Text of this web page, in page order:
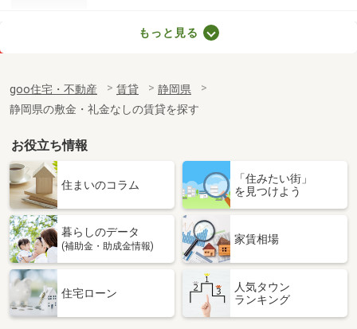
専有面積
33.2m²
間取り
1K
静岡県焼津市三ケ名
価 格
6.20万円
静岡県焼津市三ケ名
専有面積 44.21m²
間取り
静岡県裾野市岩波
住 所
静岡県裾野市岩波
もっと見る
goo住宅・不動産 賃貸
静岡県
静岡県の敷金・礼金なしの賃貸を探す
お役立ち情報
住まいのコラム
「住みたい街」
を見つけよう
暮らしのデータ
(補助金・助成金情報)
家賃相場
住宅ローン
人気タウン
ランキング